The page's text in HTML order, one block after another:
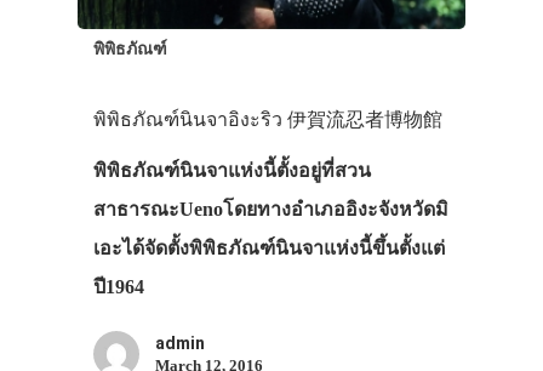
พิพิธภัณฑ์
พิพิธภัณฑ์นินจาอิงะริว 伊賀流忍者博物館
พิพิธภัณฑ์นินจาแห่งนี้ตั้งอยู่ที่สวน
สาธารณะUenoโดยทางอำเภออิงะจังหวัดมิ
เอะได้จัดตั้งพิพิธภัณฑ์นินจาแห่งนี้ขึ้นตั้งแต่
ปี1964
admin
March 12, 2016